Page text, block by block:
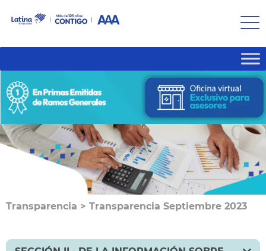
Transparencia > Transparencia Septiembre 2023